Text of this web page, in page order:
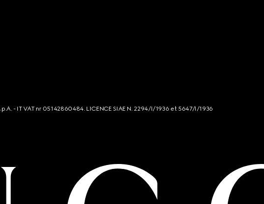
- IT VAT nr 05142860484. LICENCE SIAE N. 2294/I/1936 et 5647/I/1936